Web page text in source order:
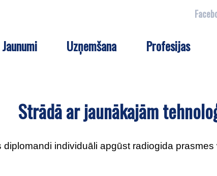
Jaunumi Uzņemšana Profesijas
Strādā ar jaunākajām
individuāli apgūst radiogida